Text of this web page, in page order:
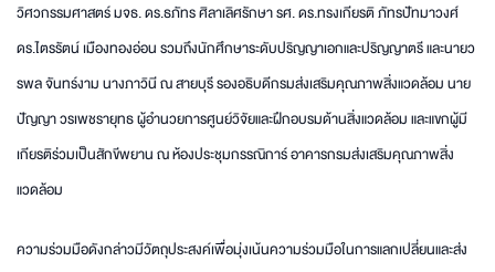
วิศวกรรมศาสตร์ มจธ. ดร.ธภัทร ศิลาเลิศรักษา รศ. ดร.ทรงเกียรติ ภัทรปัทมาวงศ์
ดร.ไตรรัตน์ เมืองทองอ่อน รวมถึงนักศึกษาระดับปริญญาเอกและปริญญาตรี และนายว
รพล จันทร์งาม นางภาวินี ณ สายบุรี รองอธิบดีกรมส่งเสริมคุณภาพสิ่งแวดล้อม นาย
ปัญญา วรเพชรายุทธ ผู้อำนวยการศูนย์วิจัยและฝึกอบรมด้านสิ่งแวดล้อม และแขกผู้มี
เกียรติร่วมเป็นสักขีพยาน ณ ห้องประชุมกรรณิการ์ อาคารกรมส่งเสริมคุณภาพสิ่ง
แวดล้อม
ความร่วมมือดังกล่าวมีวัตถุประสงค์เพื่อมุ่งเน้นความร่วมมือในการแลกเปลี่ยนและส่ง